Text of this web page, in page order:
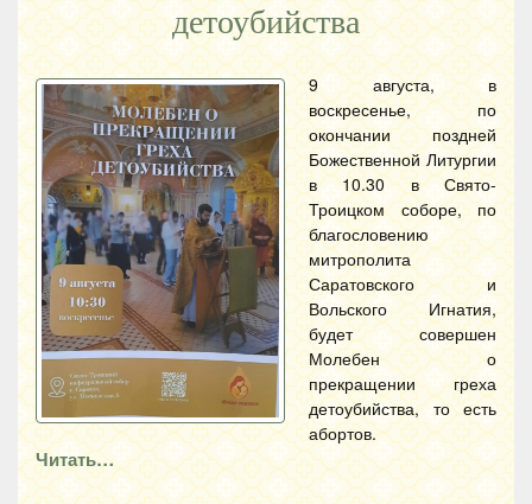
детоубийства
9 августа, в
воскресенье, по
окончании поздней
Божественной Литургии
в 10.30 в Свято-
Троицком соборе, по
благословению
митрополита
Саратовского и
Вольского Игнатия,
будет совершен
Молебен о
прекращении греха
детоубийства, то есть
абортов.
Читать…